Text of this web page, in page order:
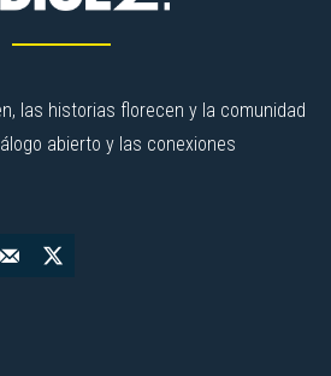
las historias florecen y la comunidad
abierto y las conexiones